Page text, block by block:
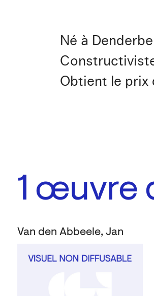
Né à
Obtient le prix
1 œuvre
Van den Abbeele, Jan